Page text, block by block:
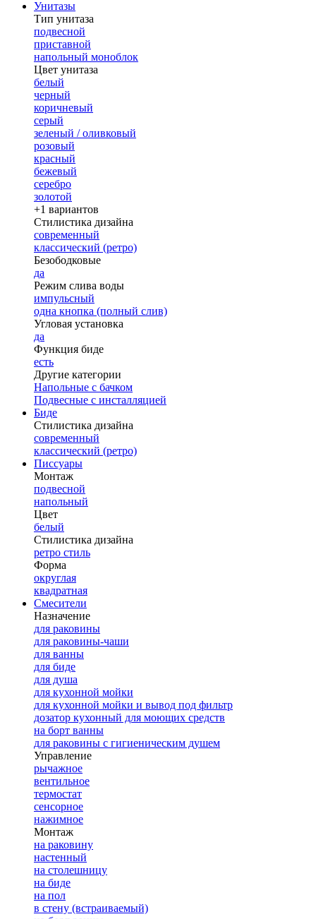
Унитазы
Тип унитаза
подвесной
приставной
напольный моноблок
Цвет унитаза
белый
черный
коричневый
серый
зеленый / оливковый
розовый
красный
бежевый
серебро
золотой
+1 вариантов
Стилистика дизайна
современный
классический (ретро)
Безободковые
да
Режим слива воды
импульсный
одна кнопка (полный слив)
Угловая установка
да
Функция биде
есть
Другие категории
Напольные с бачком
Подвесные с инсталляцией
Биде
Стилистика дизайна
современный
классический (ретро)
Писсуары
Монтаж
подвесной
напольный
Цвет
белый
Стилистика дизайна
ретро стиль
Форма
округлая
квадратная
Смесители
Назначение
для раковины
для раковины-чаши
для ванны
для биде
для душа
для кухонной мойки
для кухонной мойки и вывод под фильтр
дозатор кухонный для моющих средств
на борт ванны
для раковины с гигиеническим душем
Управление
рычажное
вентильное
термостат
сенсорное
нажимное
Монтаж
на раковину
настенный
на столешницу
на биде
на пол
в стену (встраиваемый)